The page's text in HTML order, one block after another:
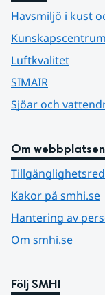
Havsmiljö i kust
Luftkvalitet
SIMAIR
Sjöar och
Om webbplatsen
Kakor på smhi.se
Hantering av
Om smhi.se
Följ SMHI